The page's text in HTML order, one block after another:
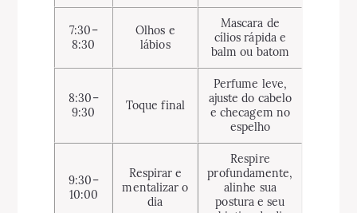
7:30–
8:30
Olhos e
lábios
Mascara de
cílios rápida e
balm ou batom
8:30–
9:30
Toque final
Perfume leve,
ajuste do cabelo
e checagem no
espelho
9:30–
10:00
Respirar e
mentalizar o
dia
Respire
profundamente,
alinhe sua
postura e seu